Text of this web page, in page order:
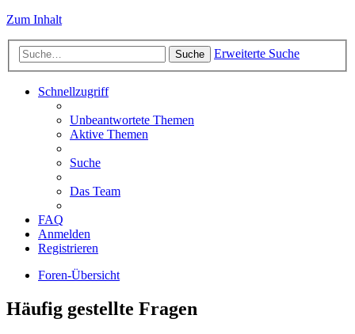
Zum Inhalt
Suche Erweiterte Suche
Schnellzugriff
Unbeantwortete Themen
Aktive Themen
Suche
Das Team
FAQ
Anmelden
Registrieren
Foren-Übersicht
Häufig gestellte Fragen